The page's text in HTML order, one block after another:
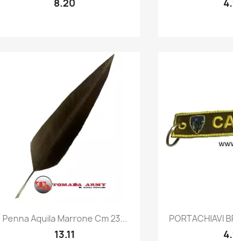
8.20
Quick view
Penna Aquila Marrone Cm 23...
13.11

PORTACHIAVI